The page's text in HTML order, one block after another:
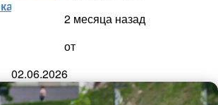
2 месяца назад
от
02.06.2026